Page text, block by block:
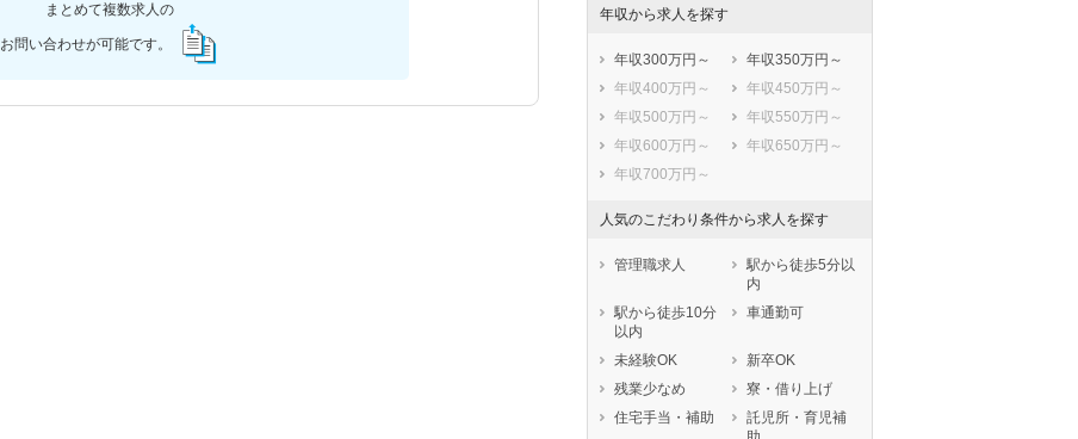
まとめて複数求人の
お問い合わせが可能です。
年収から求人を探す
年収300万円～
年収350万円～
年収400万円～
年収450万円～
年収500万円～
年収550万円～
年収600万円～
年収650万円～
年収700万円～
人気のこだわり条件から求人を探す
管理職求人
駅から徒歩5分以
内
駅から徒歩10分
以内
車通勤可
未経験OK
新卒OK
残業少なめ
寮・借り上げ
住宅手当・補助
託児所・育児補